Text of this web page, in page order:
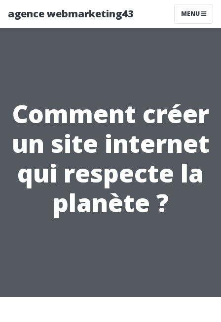
agence webmarketing43 MENU
Comment créer
un site internet
qui respecte la
planète ?